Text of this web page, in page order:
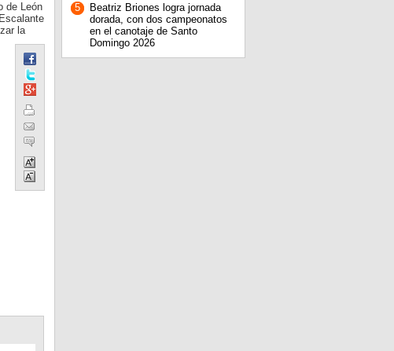
de León
la
5
Beatriz Briones logra jornada
dorada, con dos campeonatos
en el canotaje de Santo
Domingo 2026